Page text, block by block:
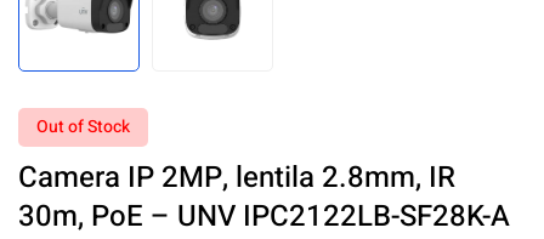
Out of Stock
Camera IP 2MP, lentila 2.8mm, IR
30m, PoE – UNV IPC2122LB-SF28K-A